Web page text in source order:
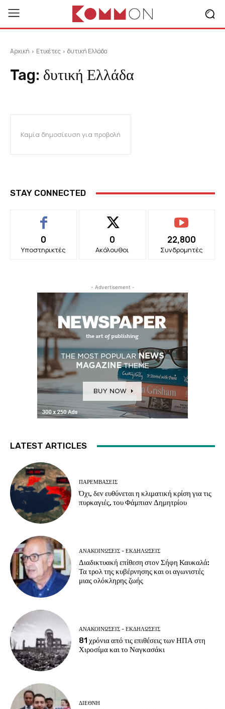
Αρχική Ετικέτες δυτική Ελλάδα
Tag: δυτική Ελλάδα
Καμία δημοσίευση για προβολή
STAY CONNECTED
0
Υποστηρικτές
0
Ακόλουθοι
22,800
Συνδρομητές
- Advertisement -
LATEST ARTICLES
ΠΑΡΕΜΒΑΣΕΙΣ
Όχι, δεν ευθύνεται η κλιματική κρίση για τις
πυρκαγιές, του Φάμπιαν Δημητρίου
ΑΝΑΚΟΙΝΩΣΕΙΣ - ΕΚΔΗΛΩΣΕΙΣ
Διαδικτυακή επίθεση στον Σήφη Καυκαλά:
Τα τρολ της κυβέρνησης και οι αγωνιστές
μιας ολόκληρης ζωής
ΑΝΑΚΟΙΝΩΣΕΙΣ - ΕΚΔΗΛΩΣΕΙΣ
81 χρόνια από τις επιθέσεις των ΗΠΑ στη
Χιροσίμα και το Ναγκασάκι
ΔΙΕΘΝΗ